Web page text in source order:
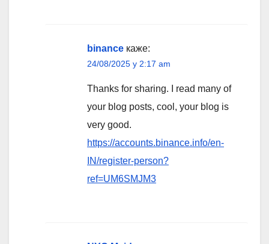
binance каже:
24/08/2025 у 2:17 am
Thanks for sharing. I read many of
your blog posts, cool, your blog is
very good.
https://accounts.binance.info/en-
IN/register-person?
ref=UM6SMJM3